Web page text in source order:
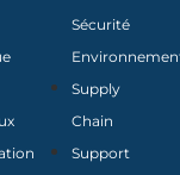
Sécurité
Supply
Chain
Support